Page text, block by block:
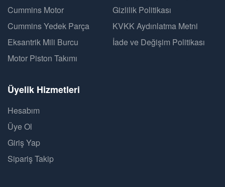
Cummins Motor
Cummins Yedek Parça
Eksantrik Mili Burcu
Motor Piston Takımı
Gizlilik Politikası
KVKK Aydınlatma Metni
İade ve Değişim Politikası
Üyelik Hizmetleri
Hesabım
Üye Ol
Giriş Yap
Sipariş Takip